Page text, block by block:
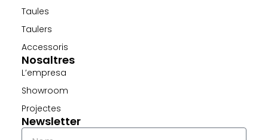
Nosaltres
L’empresa
Showroom
Projectes
Taules
Taulers
Accessoris
Newsletter